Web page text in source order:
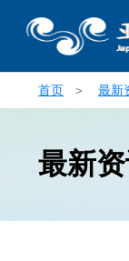
首页 ＞ 最新
最新